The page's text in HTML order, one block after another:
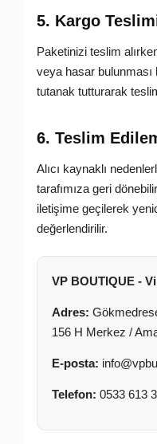
5. Kargo
Paketinizi teslim
veya hasar
tutanak tutturarak
6. Teslim
Alıcı kaynaklı
tarafımıza geri
iletişime geçilerek
değerlendirilir.
VP BOUTIQUE -
Adres:
156 H Merkez /
E-posta:
Telefon: 0533 613